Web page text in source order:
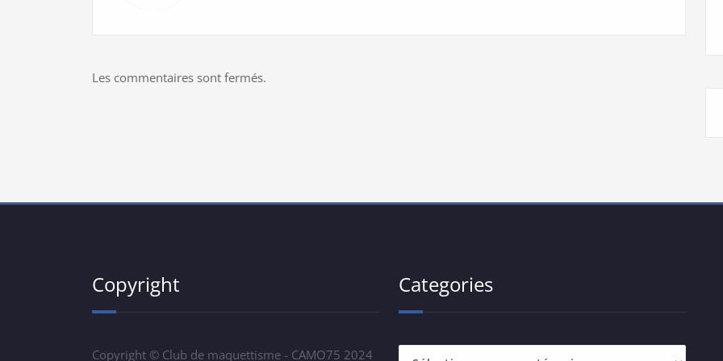
Les commentaires sont fermés.
Copyright
Copyright © Club de maquettisme - CAMO75 2024
Categories
Categories